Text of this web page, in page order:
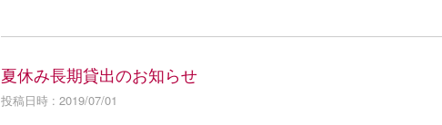
夏休み長期貸出のお知らせ
投稿日時 : 2019/07/01